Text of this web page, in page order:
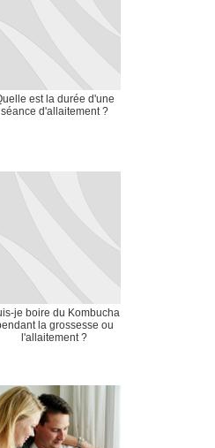
est la durée d'une
séance d'allaitement ?
je boire du Kombucha
la grossesse ou
l'allaitement ?